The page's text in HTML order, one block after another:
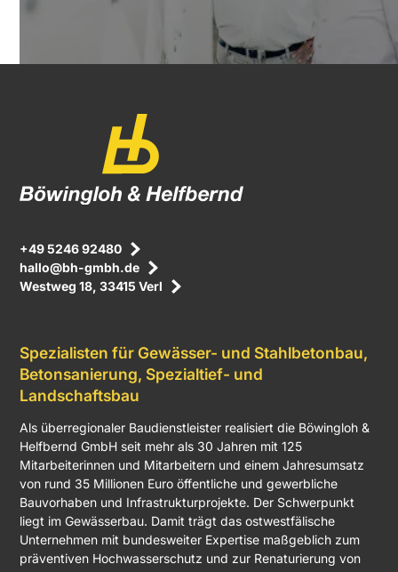
+49 5246 92480
hallo@bh-gmbh.de
Westweg 18, 33415 Verl
Spezialisten für Gewässer- und Stahlbetonbau,
Betonsanierung, Spezialtief- und
Landschaftsbau
Als überregionaler Baudienstleister realisiert die Böwingloh &
Helfbernd GmbH seit mehr als 30 Jahren mit 125
Mitarbeiterinnen und Mitarbeitern und einem Jahresumsatz
von rund 35 Millionen Euro öffentliche und gewerbliche
Bauvorhaben und Infrastrukturprojekte. Der Schwerpunkt
liegt im Gewässerbau. Damit trägt das ostwestfälische
Unternehmen mit bundesweiter Expertise maßgeblich zum
präventiven Hochwasserschutz und zur Renaturierung von